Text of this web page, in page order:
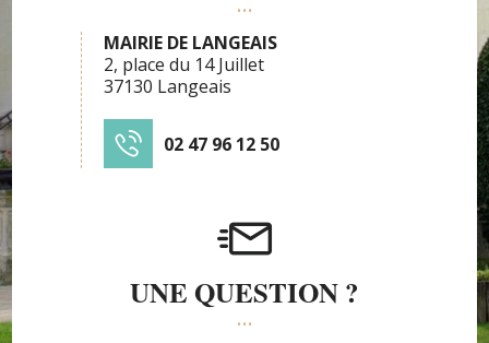
MAIRIE DE LANGEAIS
2, place du 14 Juillet
37130 Langeais
02 47 96 12 50
UNE QUESTION ?